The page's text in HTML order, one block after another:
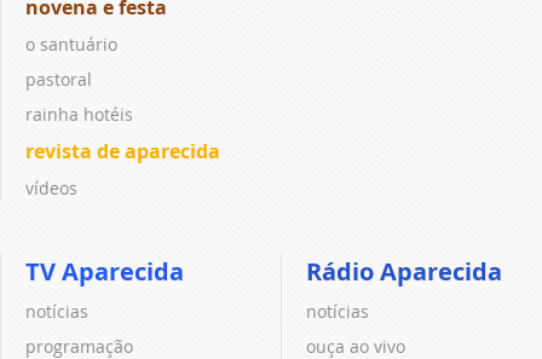
novena e festa
o santuário
pastoral
rainha hotéis
revista de aparecida
vídeos
TV Aparecida
notícias
programação
Rádio Aparecida
notícias
ouça ao vivo